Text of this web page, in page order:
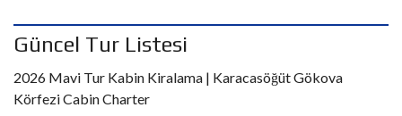
Güncel Tur Listesi
2026 Mavi Tur Kabin Kiralama | Karacasöğüt Gökova
Körfezi Cabin Charter